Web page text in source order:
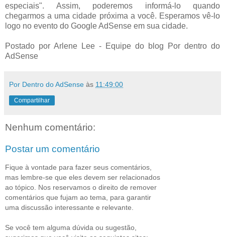
especiais". Assim, poderemos informá-lo quando
chegarmos a uma cidade próxima a você. Esperamos vê-lo
logo no evento do Google AdSense em sua cidade.
Postado por Arlene Lee - Equipe do blog Por dentro do
AdSense
Por Dentro do AdSense às 11:49:00
Compartilhar
Nenhum comentário:
Postar um comentário
Fique à vontade para fazer seus comentários,
mas lembre-se que eles devem ser relacionados
ao tópico. Nos reservamos o direito de remover
comentários que fujam ao tema, para garantir
uma discussão interessante e relevante.
Se você tem alguma dúvida ou sugestão,